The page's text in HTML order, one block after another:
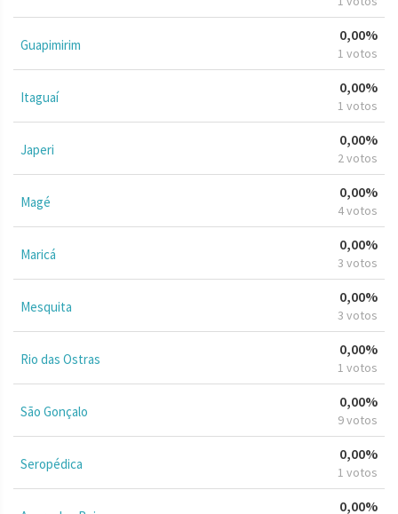
Guapimirim
0,00%
1 votos
Itaguaí
0,00%
1 votos
Japeri
0,00%
2 votos
Magé
0,00%
4 votos
Maricá
0,00%
3 votos
Mesquita
0,00%
3 votos
Rio das Ostras
0,00%
1 votos
São Gonçalo
0,00%
9 votos
Seropédica
0,00%
1 votos
0,00%